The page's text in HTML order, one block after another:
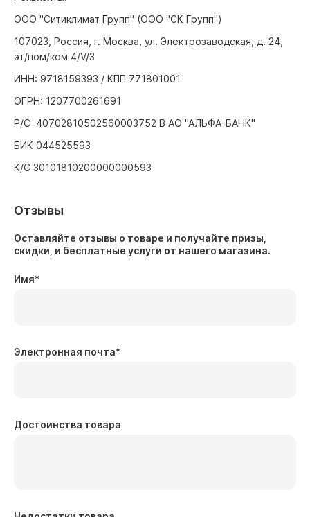
ООО "Ситиклимат Групп" (ООО "СК Групп")
107023, Россия, г. Москва, ул. Электрозаводская, д. 24,
эт/пом/ком 4/V/3
ИНН: 9718159393 / КПП 771801001
ОГРН: 1207700261691
Р/С 40702810502560003752 В АО "АЛЬФА-БАНК"
БИК 044525593
К/С 30101810200000000593
Отзывы
Оставляйте отзывы о товаре и получайте призы,
скидки, и бесплатные услуги от нашего магазина.
Имя*
Электронная почта*
Достоинства товара